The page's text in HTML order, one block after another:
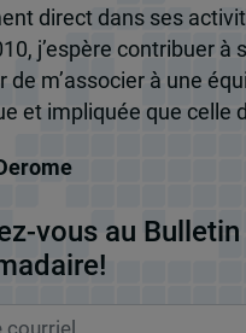
direct dans ses
j’espère contribuer à
de m’associer à une
et impliquée que celle
vous au Bulletin